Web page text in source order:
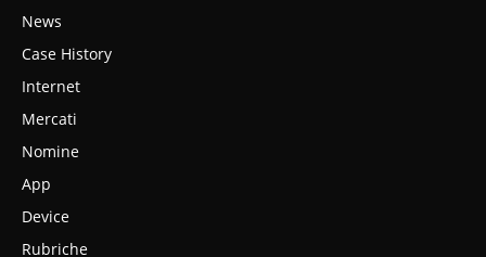
News
Case History
Internet
Mercati
Nomine
App
Device
Rubriche